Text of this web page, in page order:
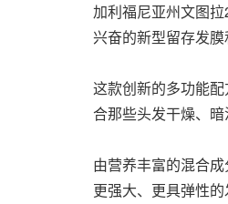
加利福尼亚州文图拉
兴奋的新型留存发
这款创新的多功能
合那些头发干燥、
由营养丰富的混合
更强大、更具弹性